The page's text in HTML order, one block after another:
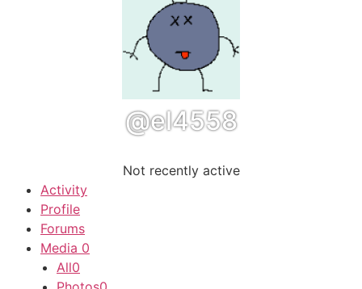
@el4558
Not recently active
Activity
Profile
Forums
Media 0
All0